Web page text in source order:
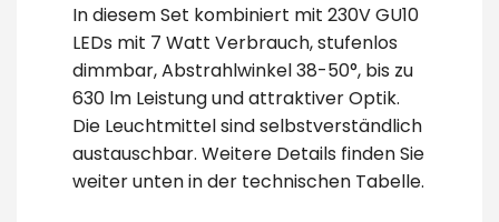
In diesem Set kombiniert mit 230V GU10
LEDs mit 7 Watt Verbrauch, stufenlos
dimmbar, Abstrahlwinkel 38-50°, bis zu
630 lm Leistung und attraktiver Optik.
Die Leuchtmittel sind selbstverständlich
austauschbar. Weitere Details finden Sie
weiter unten in der technischen Tabelle.